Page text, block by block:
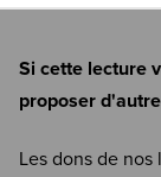
Si cette lecture
proposer
Les dons de